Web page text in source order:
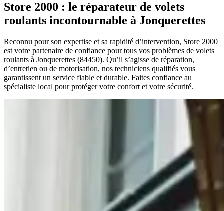
Store 2000 : le réparateur de volets
roulants incontournable à Jonquerettes
Reconnu pour son expertise et sa rapidité d’intervention, Store 2000
est votre partenaire de confiance pour tous vos problèmes de volets
roulants à Jonquerettes (84450). Qu’il s’agisse de réparation,
d’entretien ou de motorisation, nos techniciens qualifiés vous
garantissent un service fiable et durable. Faites confiance au
spécialiste local pour protéger votre confort et votre sécurité.